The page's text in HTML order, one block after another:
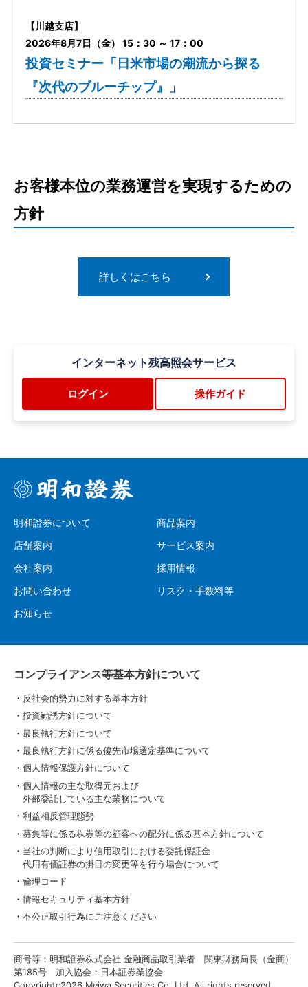
【川越支店】
2026年8月7日（金） 15：30 ～ 17：00
投資セミナー「日米市場の潮流から探る
『次代のブルーチップ』」
お客様本位の業務運営を実現するための
方針
詳しくはこちら
インターネット残高照会サービス
ログイン 操作ガイド
明和證券について
商品案内
店舗案内
サービス案内
会社案内
採用情報
お問い合わせ
リスク・手数料等
お知らせ
コンプライアンス等基本方針について
反社会的勢力に対する基本方針
投資勧誘方針について
最良執行方針について
最良執行方針に係る優先市場選定基準について
個人情報保護方針について
個人情報の主な取得元および
外部委託している主な業務について
利益相反管理態勢
募集等に係る株券等の顧客への配分に係る基本方針について
当社の判断により信用取引における委託保証金
代用有価証券の掛目の変更等を行う場合について
倫理コード
情報セキュリティ基本方針
不公正取引行為にご注意ください
商号等：明和證券株式会社 金融商品取引業者 関東財務局長（金商）
第185号 加入協会：日本証券業協会